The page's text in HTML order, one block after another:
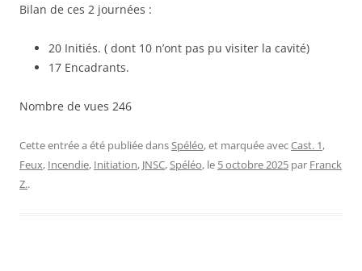
Bilan de ces 2 journées :
20 Initiés. ( dont 10 n’ont pas pu visiter la cavité)
17 Encadrants.
Nombre de vues 246
Cette entrée a été publiée dansSpéléo, et marquée avecCast. 1,
Feux, Incendie, Initiation, JNSC,Spéléo, le 5 octobre 2025 par Franck
Z..